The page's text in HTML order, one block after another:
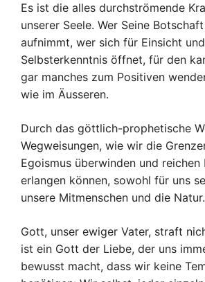
Es ist die alles durchströmende
unserer Seele. Wer Seine
aufnimmt, wer sich für Einsicht und
Selbsterkenntnis öffnet, für den
gar manches zum Positiven
wie im Äusseren.
Durch das göttlich-prophetische
Wegweisungen, wie wir die
Egoismus überwinden und reichen
erlangen können, sowohl für uns
unsere Mitmenschen und die Natur.
Gott, unser ewiger Vater, straft
ist ein Gott der Liebe, der uns
bewusst macht, dass wir keine